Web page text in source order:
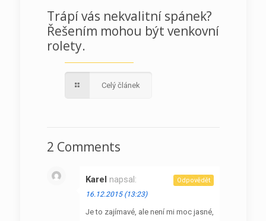
Trápí vás nekvalitní spánek?
Řešením mohou být venkovní
rolety.
Celý článek
2 Comments
Karel napsal:
16.12.2015 (13:23)
Je to zajímavé, ale není mi moc jasné,
Odpovědět